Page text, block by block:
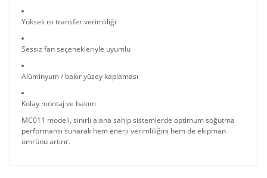
Yüksek ısı transfer verimliliği
Sessiz fan seçenekleriyle uyumlu
Alüminyum / bakır yüzey kaplaması
Kolay montaj ve bakım
MC011 modeli, sınırlı alana sahip sistemlerde optimum soğutma
performansı sunarak hem enerji verimliliğini hem de ekipman
ömrünü artırır.